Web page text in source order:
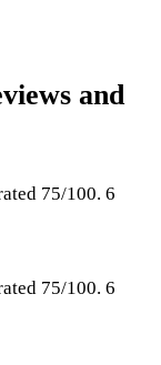
and
75/100. 6
75/100. 6